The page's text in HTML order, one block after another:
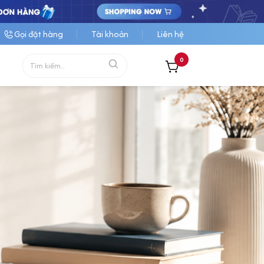
Gọi đặt hàng Tài khoản Liên hệ
0